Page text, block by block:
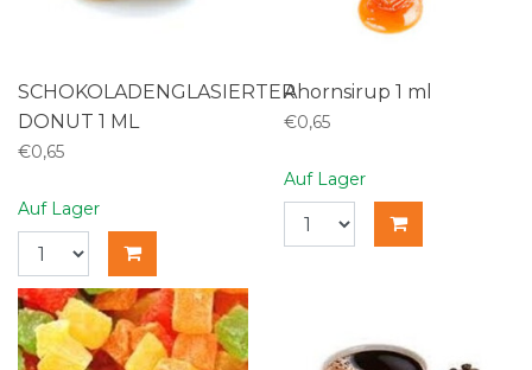
SCHOKOLADENGLASIERTER
DONUT 1 ML
€0,65
Auf Lager
Ahornsirup 1 ml
€0,65
Auf Lager